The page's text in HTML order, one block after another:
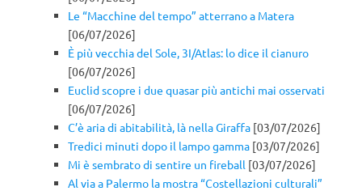
Le “Macchine del tempo” atterrano a Matera
[06/07/2026]
È più vecchia del Sole, 3I/Atlas: lo dice il cianuro
[06/07/2026]
Euclid scopre i due quasar più antichi mai osservati
[06/07/2026]
C’è aria di abitabilità, là nella Giraffa [03/07/2026]
Tredici minuti dopo il lampo gamma [03/07/2026]
Mi è sembrato di sentire un fireball [03/07/2026]
Al via a Palermo la mostra “Costellazioni culturali”